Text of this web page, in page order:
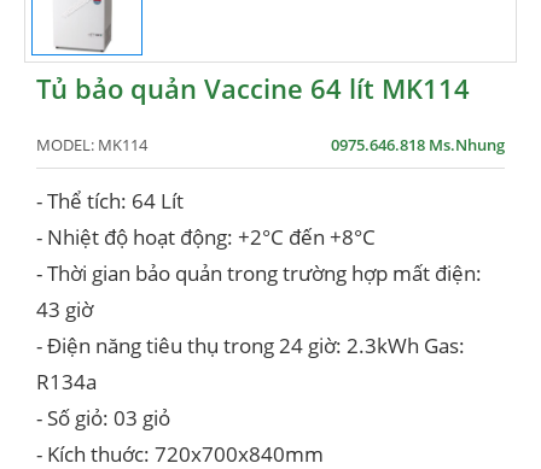
Tủ bảo quản Vaccine 64 lít MK114
MODEL: MK114 0975.646.818 Ms.Nhung
- Thể tích: 64 Lít
- Nhiệt độ hoạt động: +2°C đến +8°C
- Thời gian bảo quản trong trường hợp mất điện:
43 giờ
- Điện năng tiêu thụ trong 24 giờ: 2.3kWh Gas:
R134a
- Số giỏ: 03 giỏ
- Kích thuớc: 720x700x840mm